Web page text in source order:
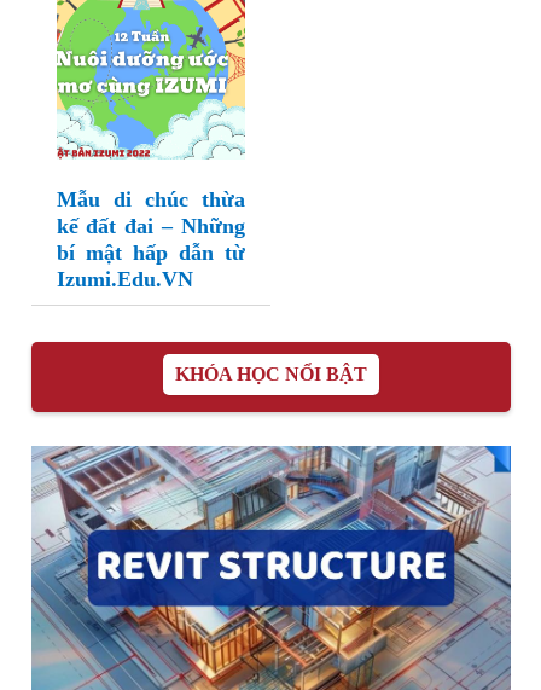
Mẫu di chúc thừa
kế đất đai – Những
bí mật hấp dẫn từ
Izumi.Edu.VN
KHÓA HỌC NỔI BẬT